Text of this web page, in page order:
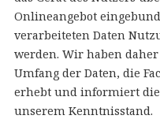
Onlineangebot
verarbeiteten Daten
werden. Wir haben
Umfang der Daten, die
erhebt und informiert
unserem Kenntnisstand.